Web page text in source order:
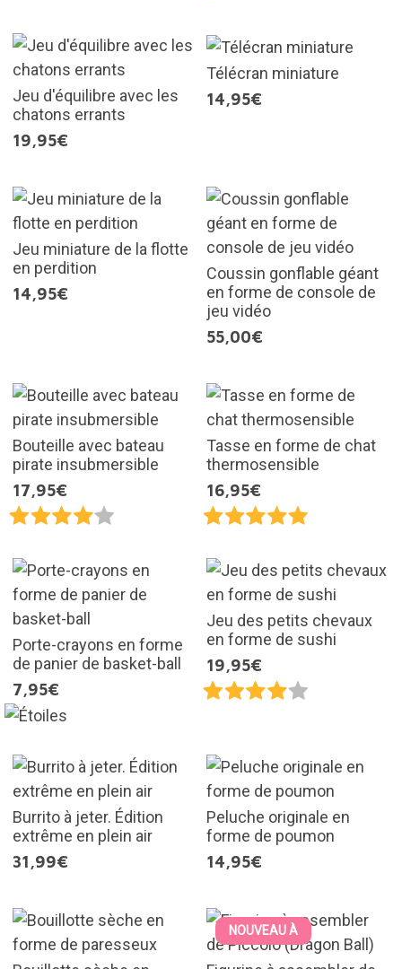
Jeu d'équilibre avec les
chatons errants
19,95€
Télécran miniature
14,95€
Jeu miniature de la flotte
en perdition
14,95€
Coussin gonflable géant
en forme de console de
jeu vidéo
55,00€
Bouteille avec bateau
pirate insubmersible
17,95€
Tasse en forme de chat
thermosensible
16,95€
Porte-crayons en forme
de panier de basket-ball
7,95€
Jeu des petits chevaux
en forme de sushi
19,95€
Burrito à jeter. Édition
extrême en plein air
31,99€
Peluche originale en
forme de poumon
14,95€
NOUVEAU À